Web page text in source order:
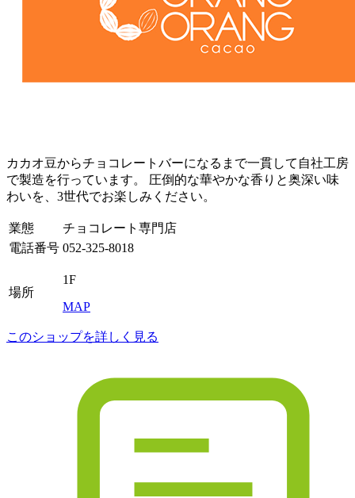
カカオ豆からチョコレートバーになるまで一貫して自社工房
で製造を行っています。 圧倒的な華やかな香りと奥深い味
わいを、3世代でお楽しみください。
業態
チョコレート専門店
電話番号 052-325-8018
場所
1F
MAP
このショップを詳しく見る